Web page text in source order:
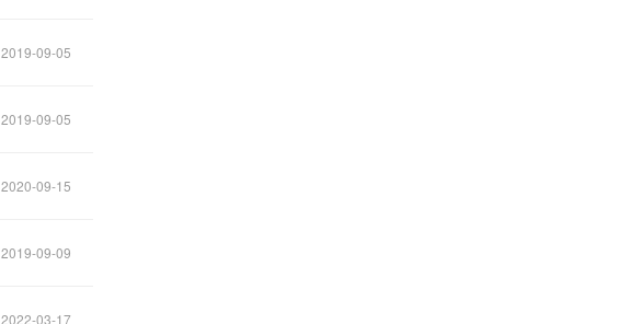
2019-09-05
2019-09-05
2020-09-15
2019-09-09
2022-03-17